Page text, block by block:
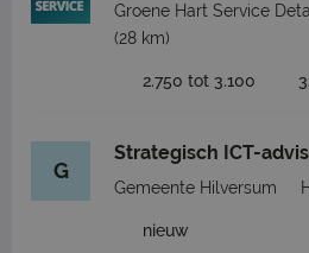
Groene Hart Service
(28 km)
2.750 tot 3.100
G
Strategisch ICT-
Gemeente Hilversum
nieuw